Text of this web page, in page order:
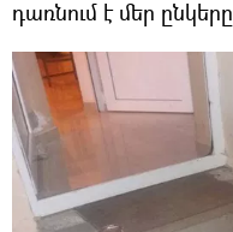
դառնում է մեր